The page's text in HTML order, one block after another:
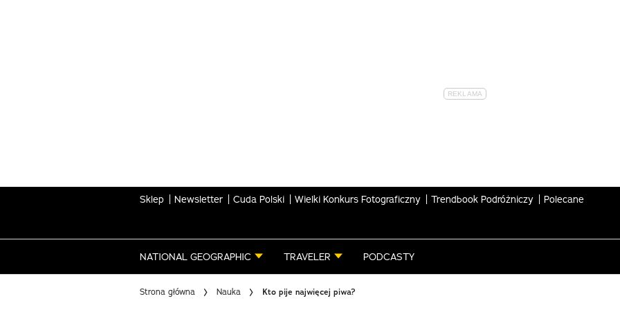
Sklep Newsletter Cuda Polski Wielki Konkurs Fotograficzny Trendbook Podróżniczy Polecane
NATIONAL GEOGRAPHIC TRAVELER PODCASTY
Strona główna Nauka Kto pije najwięcej piwa?